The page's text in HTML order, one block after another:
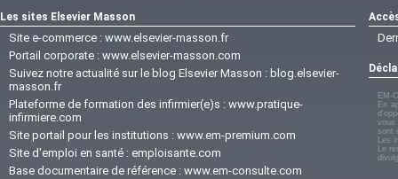
Les sites Elsevier Masson
Site e-commerce : www.elsevier-masson.fr
Portail corporate : www.elsevier-masson.com
Suivez notre actualité sur le blog Elsevier Masson : blog.elsevier-
masson.fr
Plateforme de formation des infirmier(e)s : www.pratique-
infirmiere.com
Site portail pour les institutions : www.em-premium.com
Site d'emploi en santé : emploisante.com
Base documentaire de référence : www.em-consulte.com
EM-
En
vous
sont
Les
Le